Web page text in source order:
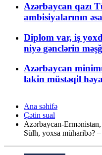
Azərbaycan qazı
ambisiyalarının
Diplom var, iş
niyə gənclərin
Azərbaycan
lakin müstəqil
Ana səhifə
Çətin sual
Azərbaycan-
Sülh, yoxsa müharibə? –